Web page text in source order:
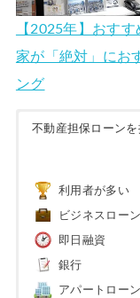
【2025年】おす
家が「絶対」にお
ング
不動産担保ローンを
利用者が多い
ビジネスローン
即日融資
銀行
アパートローン